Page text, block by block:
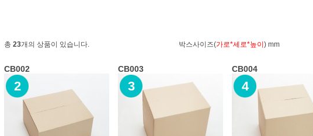
마이페이지 고객센터
총 23개의 상품이 있습니다. 박스사이즈(가로*세로*높이 ) mm
CB002
2
CB003
3
CB004
4